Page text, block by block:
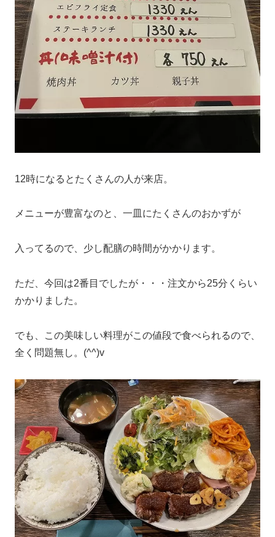
12時になるとたくさんの人が来店。
メニューが豊富なのと、一皿にたくさんのおかずが
入ってるので、少し配膳の時間がかかります。
ただ、今回は2番目でしたが・・・注文から25分くらい
かかりました。
でも、この美味しい料理がこの値段で食べられるので、
全く問題無し。(^^)v